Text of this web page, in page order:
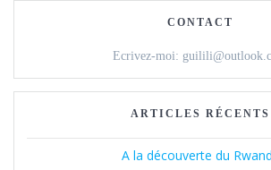
CONTACT
Ecrivez-moi:
ARTICLES RÉCENTS
A la découverte du